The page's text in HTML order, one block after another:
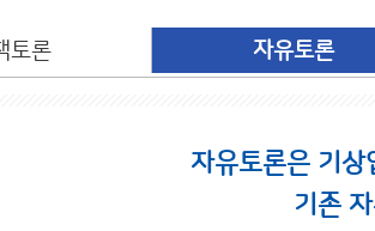
토론 자유토론
자유토론은 기
기존